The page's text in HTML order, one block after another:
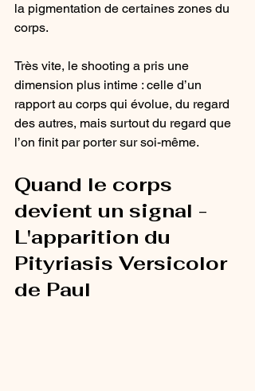
la pigmentation de certaines zones du
corps.
Très vite, le shooting a pris une
dimension plus intime : celle d’un
rapport au corps qui évolue, du regard
des autres, mais surtout du regard que
l’on finit par porter sur soi-même.
Quand le corps
devient un signal -
L'apparition du
Pityriasis Versicolor
de Paul